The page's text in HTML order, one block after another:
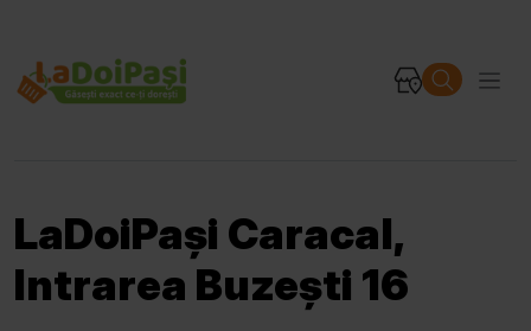
LaDoiPași Caracal,
Intrarea Buzești 16